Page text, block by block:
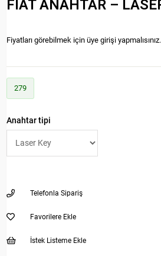
FIAT ANAHTAR –
Fiyatları görebilmek için üye girişi yapmalısınız.
279
Anahtar tipi
Telefonla Sipariş
Favorilere Ekle
İstek Listeme Ekle